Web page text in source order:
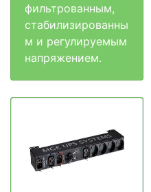
фильтрованным,
стабилизированны
м и регулируемым
напряжением.